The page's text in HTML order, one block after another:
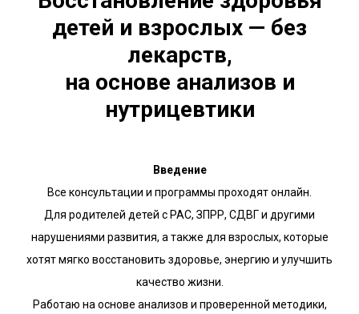
детей и взрослых — без
лекарств,
на основе анализов и
нутрицевтики
Введение
Все консультации и программы проходят онлайн.
Для родителей детей с РАС, ЗПРР, СДВГ и другими
нарушениями развития, а также для взрослых, которые
хотят мягко восстановить здоровье, энергию и улучшить
качество жизни.
Работаю на основе анализов и проверенной методики,